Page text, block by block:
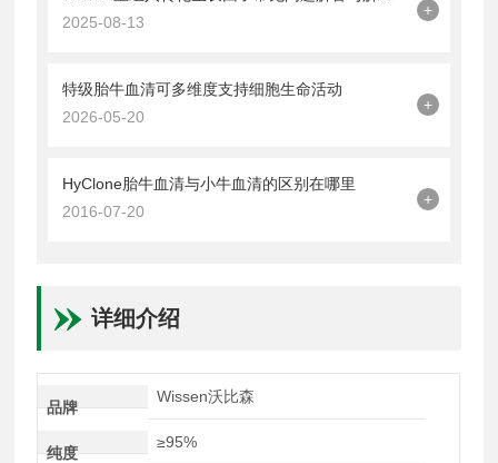
2025-08-13
+
特级胎牛血清可多维度支持细胞生命活动
2026-05-20
+
HyClone胎牛血清与小牛血清的区别在哪里
2016-07-20
+
详细介绍
品牌
Wissen沃比森
纯度
≥95%